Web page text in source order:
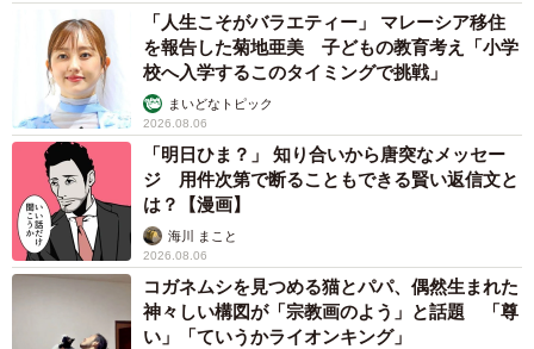
「人生こそがバラエティー」 マレーシア移住
を報告した菊地亜美 子どもの教育考え「小学
校へ入学するこのタイミングで挑戦」
まいどなトピック
2026.08.06
「明日ひま？」 知り合いから唐突なメッセー
ジ 用件次第で断ることもできる賢い返信文と
は？【漫画】
海川 まこと
2026.08.06
コガネムシを見つめる猫とパパ、偶然生まれた
神々しい構図が「宗教画のよう」と話題 「尊
い」「ていうかライオンキング」